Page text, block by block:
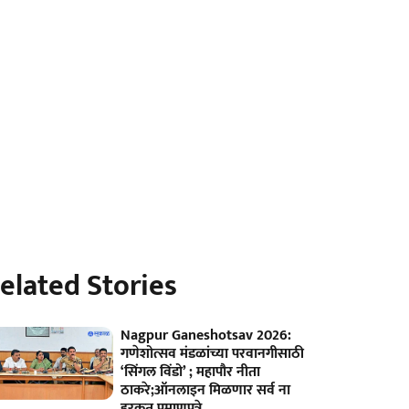
Stories
Nagpur Ganeshotsav 2026:
गणेशोत्सव मंडळांच्या परवानगीसाठी
‘सिंगल विंडो’ ; महापौर नीता
ठाकरे;ऑनलाइन मिळणार सर्व ना